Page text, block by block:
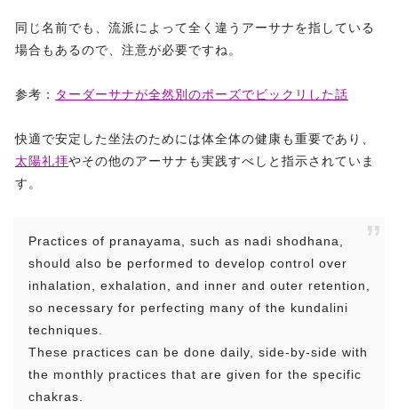
同じ名前でも、流派によって全く違うアーサナを指している
場合もあるので、注意が必要ですね。
参考： ターダーサナが全然別のポーズでビックリした話
快適で安定した坐法のためには体全体の健康も重要であり、
太陽礼拝やその他のアーサナも実践すべしと指示されていま
す。
Practices of pranayama, such as nadi shodhana,
should also be performed to develop control over
inhalation, exhalation, and inner and outer retention,
so necessary for perfecting many of the kundalini
techniques.
These practices can be done daily, side-by-side with
the monthly practices that are given for the specific
chakras.